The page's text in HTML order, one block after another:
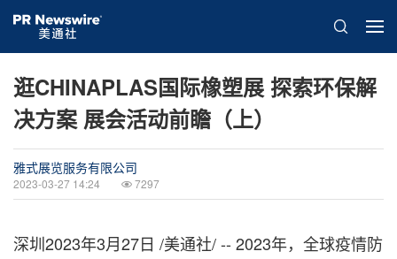
逛CHINAPLAS国际橡塑展 探索环保解
决方案 展会活动前瞻（上）
雅式展览服务有限公司
2023-03-27 14:24 7297
深圳2023年3月27日 /美通社/ -- 2023年，全球疫情防